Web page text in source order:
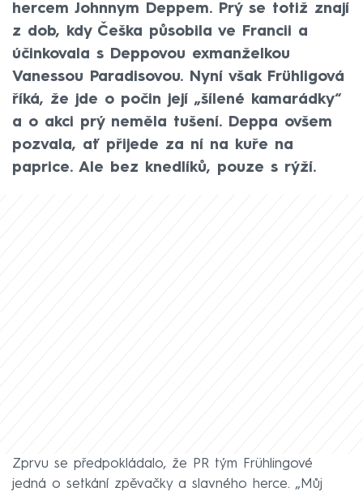
hercem Johnnym Deppem. Prý se totiž znají
z dob, kdy Češka působila ve Francii a
účinkovala s Deppovou exmanželkou
Vanessou Paradisovou. Nyní však Frühligová
říká, že jde o počin její „šílené kamarádky“
a o akci prý neměla tušení. Deppa ovšem
pozvala, ať přijede za ní na kuře na
paprice. Ale bez knedlíků, pouze s rýží.
Zprvu se předpokládalo, že PR tým Frühlingové
jedná o setkání zpěvačky a slavného herce. „Můj